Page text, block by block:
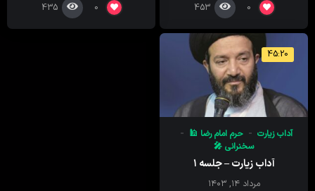
0
453
0
435
45:20
آداب زیارت
حرم امام رضا 🕌
سخنرانی 🎤
آداب زیارت – جلسه ۱
مرداد ۱۴, ۱۴۰۳